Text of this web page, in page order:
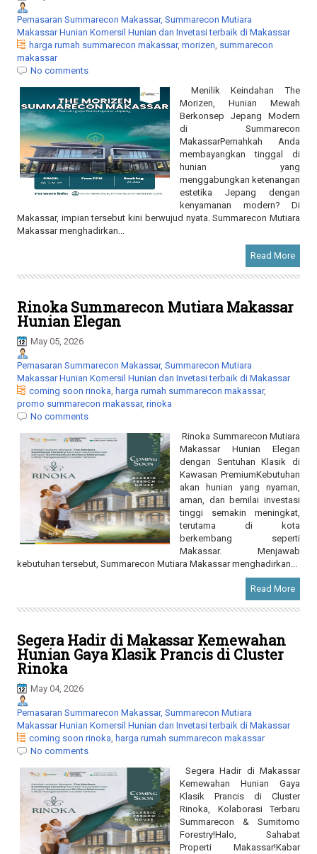
Pemasaran Summarecon Makassar, Summarecon Mutiara
Makassar Hunian Komersil Hunian dan Invetasi terbaik di Makassar
harga rumah summarecon makassar, morizen, summarecon
makassar
No comments
Menilik Keindahan The
Morizen, Hunian Mewah
Berkonsep Jepang Modern
di Summarecon
MakassarPernahkah Anda
membayangkan tinggal di
hunian yang
menggabungkan ketenangan
estetika Jepang dengan
kenyamanan modern? Di
Makassar, impian tersebut kini berwujud nyata. Summarecon Mutiara
Makassar menghadirkan...
Read More
Rinoka Summarecon Mutiara Makassar
Hunian Elegan
May 05, 2026
Pemasaran Summarecon Makassar, Summarecon Mutiara
Makassar Hunian Komersil Hunian dan Invetasi terbaik di Makassar
coming soon rinoka, harga rumah summarecon makassar,
promo summarecon makassar, rinoka
No comments
Rinoka Summarecon Mutiara
Makassar Hunian Elegan
dengan Sentuhan Klasik di
Kawasan PremiumKebutuhan
akan hunian yang nyaman,
aman, dan bernilai investasi
tinggi semakin meningkat,
terutama di kota
berkembang seperti
Makassar. Menjawab
kebutuhan tersebut, Summarecon Mutiara Makassar menghadirkan...
Read More
Segera Hadir di Makassar Kemewahan
Hunian Gaya Klasik Prancis di Cluster
Rinoka
May 04, 2026
Pemasaran Summarecon Makassar, Summarecon Mutiara
Makassar Hunian Komersil Hunian dan Invetasi terbaik di Makassar
coming soon rinoka, harga rumah summarecon makassar
No comments
Segera Hadir di Makassar
Kemewahan Hunian Gaya
Klasik Prancis di Cluster
Rinoka, Kolaborasi Terbaru
Summarecon & Sumitomo
Forestry!Halo, Sahabat
Properti Makassar!Kabar